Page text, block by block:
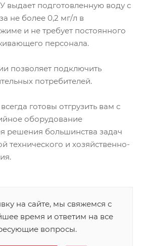
подготовленную воду с
не более 0,2 мг/л в
и не требует постоянного
персонала.
позволяет подключить
потребителей.
готовы отгрузить вам с
оборудование
решения большинства задач
технического и хозяйственно-
на сайте, мы свяжемся с
время и ответим на все
вопросы.